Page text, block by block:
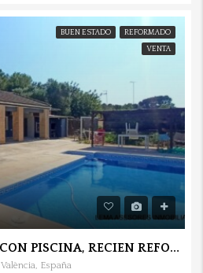
BUEN ESTADO
REFORMADO
VENTA
CHALET EXCLUSIVO CON PISCINA, RECIEN REFORMADO EN TORRENT.
España